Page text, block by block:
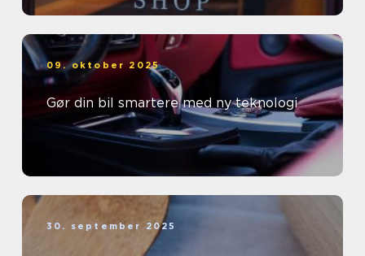
09. oktober 2025
Gør din bil smartere med ny teknologi
30. september 2025